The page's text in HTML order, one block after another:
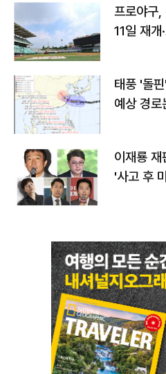
프로야구
11일 재
태풍 '돌
예상 경로
이재룡
'사고 후